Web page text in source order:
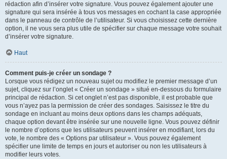
rédaction afin d’insérer votre signature. Vous pouvez également ajouter une
signature qui sera insérée à tous vos messages en cochant la case appropriée
dans le panneau de contrôle de l’utilisateur. Si vous choisissez cette dernière
option, il ne vous sera plus utile de spécifier sur chaque message votre souhait
d’insérer votre signature.
Haut
Comment puis-je créer un sondage ?
Lorsque vous rédigez un nouveau sujet ou modifiez le premier message d’un
sujet, cliquez sur l’onglet « Créer un sondage » situé en-dessous du formulaire
principal de rédaction. Si cet onglet n’est pas disponible, il est probable que
vous n’ayez pas la permission de créer des sondages. Saisissez le titre du
sondage en incluant au moins deux options dans les champs adéquats,
chaque option devant être insérée sur une nouvelle ligne. Vous pouvez définir
le nombre d’options que les utilisateurs peuvent insérer en modifiant, lors du
vote, le nombre des « Options par utilisateur ». Vous pouvez également
spécifier une limite de temps en jours et autoriser ou non les utilisateurs à
modifier leurs votes.